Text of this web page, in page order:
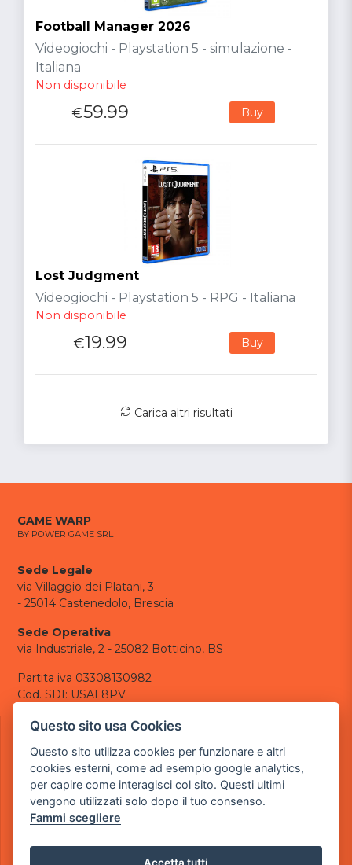
Football Manager 2026
Videogiochi - Playstation 5 - simulazione -
Italiana
Non disponibile
€59.99 Buy
Lost Judgment
Videogiochi - Playstation 5 - RPG - Italiana
Non disponibile
€19.99 Buy
Carica altri risultati
GAME WARP
BY POWER GAME SRL
Sede Legale
via Villaggio dei Platani, 3
- 25014 Castenedolo, Brescia
Sede Operativa
via Industriale, 2 - 25082 Botticino, BS
Partita iva 03308130982
Cod. SDI: USAL8PV
CONTATTI
tel.: +39 030 376 2377
tel.: +39 030 336 6259
pec:powergamesrl@legalmail.it
LINK UTILI
Informazioni generali
Questo sito usa Cookies
Questo sito utilizza cookies per funzionare e altri
cookies esterni, come ad esempio google analytics,
per capire come interagisci col sito. Questi ultimi
vengono utilizzati solo dopo il tuo consenso.
Fammi scegliere